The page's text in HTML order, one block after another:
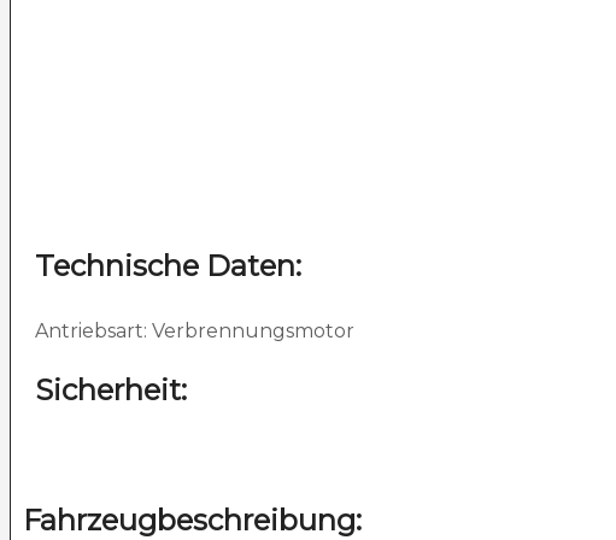
Technische Daten:
Antriebsart: Verbrennungsmotor
Sicherheit:
Fahrzeugbeschreibung: